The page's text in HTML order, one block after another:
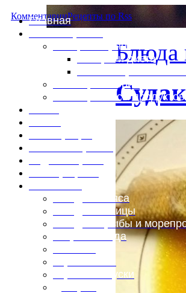
Главная
Специи и пряности
Специи и диета
Таблица калорий
Таблица массы продуктов
Блюда из мяса
Блюда из птицы
Блюда из рыбы и
Вторые блюда
Горячие закуски
КомментарииРецепты по Rss
Блюда